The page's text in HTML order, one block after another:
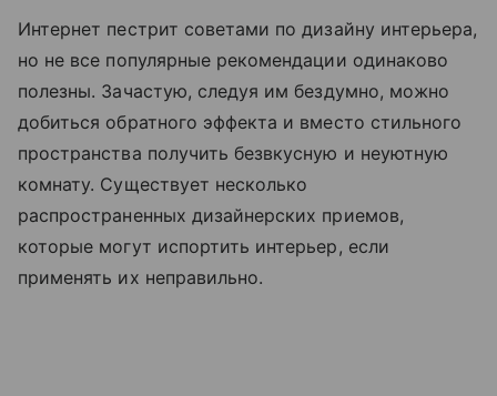
Интернет пестрит советами по дизайну интерьера,
но не все популярные рекомендации одинаково
полезны. Зачастую, следуя им бездумно, можно
добиться обратного эффекта и вместо стильного
пространства получить безвкусную и неуютную
комнату. Существует несколько
распространенных дизайнерских приемов,
которые могут испортить интерьер, если
применять их неправильно.